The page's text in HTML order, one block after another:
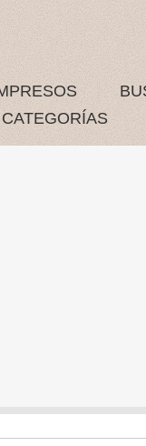
CATEGORÍAS